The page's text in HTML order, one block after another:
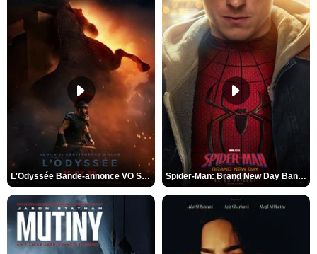
L'Odyssée Bande-annonce VO STFR Spider-Man: Brand New Day Bande-annonce VO STFR